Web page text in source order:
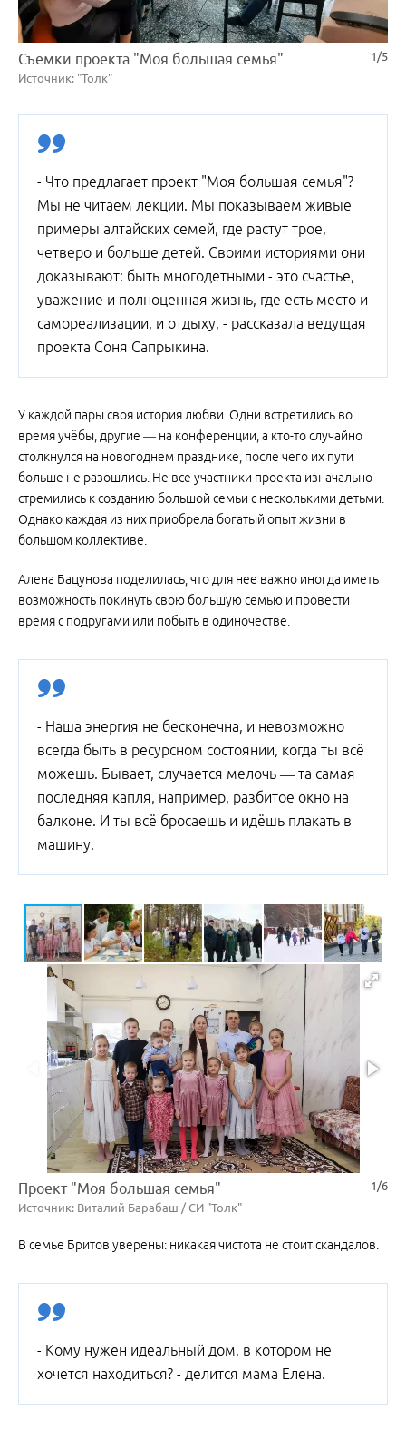
1/5
Съемки проекта "Моя большая семья"
Источник: "Толк"
- Что предлагает проект "Моя большая семья"?
Мы не читаем лекции. Мы показываем живые
примеры алтайских семей, где растут трое,
четверо и больше детей. Своими историями они
доказывают: быть многодетными - это счастье,
уважение и полноценная жизнь, где есть место и
самореализации, и отдыху, - рассказала ведущая
проекта Соня Сапрыкина.
У каждой пары своя история любви. Одни встретились во
время учёбы, другие — на конференции, а кто-то случайно
столкнулся на новогоднем празднике, после чего их пути
больше не разошлись. Не все участники проекта изначально
стремились к созданию большой семьи с несколькими детьми.
Однако каждая из них приобрела богатый опыт жизни в
большом коллективе.
Алена Бацунова поделилась, что для нее важно иногда иметь
возможность покинуть свою большую семью и провести
время с подругами или побыть в одиночестве.
- Наша энергия не бесконечна, и невозможно
всегда быть в ресурсном состоянии, когда ты всё
можешь. Бывает, случается мелочь — та самая
последняя капля, например, разбитое окно на
балконе. И ты всё бросаешь и идёшь плакать в
машину.
1/6
Проект "Моя большая семья"
Источник: Виталий Барабаш / СИ "Толк"
В семье Бритов уверены: никакая чистота не стоит скандалов.
- Кому нужен идеальный дом, в котором не
хочется находиться? - делится мама Елена.